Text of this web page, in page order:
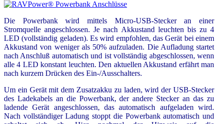
Die Powerbank wird mittels Micro-USB-Stecker an einer
Stromquelle angeschlossen. Je nach Akkustand leuchten bis zu 4
LED (vollständig geladen). Es wird empfohlen, das Gerät bei einem
Akkustand von weniger als 50% aufzuladen. Die Aufladung startet
nach Anschluß automatisch und ist vollständig abgeschlossen, wenn
alle 4 LED konstant leuchten. Den aktuellen Akkustand erfährt man
nach kurzem Drücken des Ein-/Ausschalters.
Um ein Gerät mit dem Zusatzakku zu laden, wird der USB-Stecker
des Ladekabels an die Powerbank, der andere Stecker an das zu
ladende Gerät angeschlossen, das automatisch aufgeladen wird.
Nach vollständiger Ladung stoppt die Powerbank automatisch und